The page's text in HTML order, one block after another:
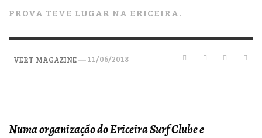
PROVA TEVE LUGAR NA ERICEIRA.
VERT MAGAZINE— 11/06/2018
Numa organização do Ericeira Surf Clube e